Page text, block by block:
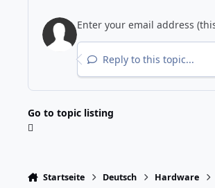
Reply to this topic...
Go to topic listing
Startseite Deutsch Hardware